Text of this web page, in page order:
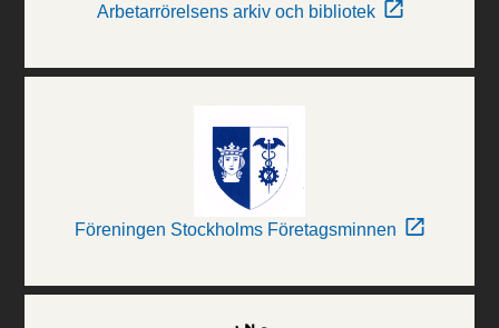
Arbetarrörelsens arkiv och bibliotek
Föreningen Stockholms Företagsminnen